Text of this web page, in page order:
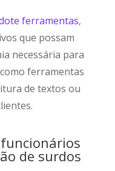
ferramentas,
que possam
necessária para
ferramentas
de textos ou
de surdos